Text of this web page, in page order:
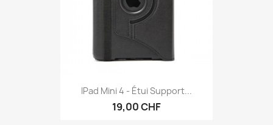
IPad Mini 4 - Étui Support...
19,00 CHF